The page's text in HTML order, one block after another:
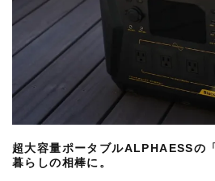
超大容量ポータブルALPHAESSの
暮らしの相棒に。